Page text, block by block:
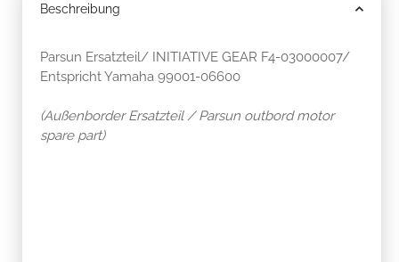
Beschreibung
Parsun Ersatzteil/ INITIATIVE GEAR F4-03000007/
Entspricht Yamaha 99001-06600
(Außenborder Ersatzteil / Parsun outbord motor
spare part)